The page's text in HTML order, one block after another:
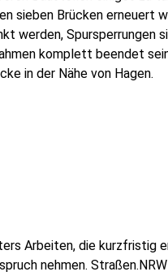
sieben Brücken erneuert
werden, Spursperrungen
komplett beendet
in der Nähe von Hagen.
Arbeiten, die kurzfristig
nehmen.